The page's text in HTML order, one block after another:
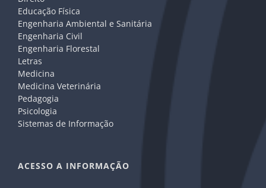
Educação Física
Engenharia Ambiental e Sanitária
Engenharia Civil
Engenharia Florestal
Letras
Medicina
Medicina Veterinária
Pedagogia
Psicologia
Sistemas de Informação
ACESSO A INFORMAÇÃO